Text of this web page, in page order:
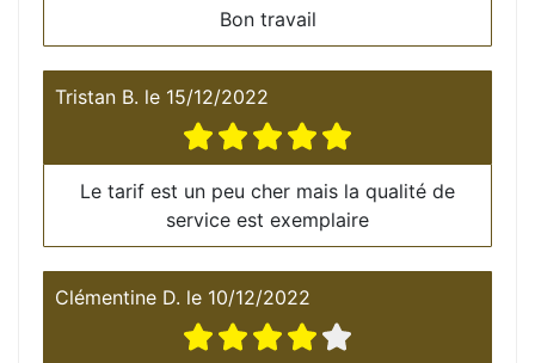
Bon travail
Tristan B. le 15/12/2022
Le tarif est un peu cher mais la qualité de
service est exemplaire
Clémentine D. le 10/12/2022